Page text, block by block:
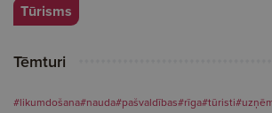
Tūrisms
Tēmturi
#likumdošana#nauda#pašvaldības#rīga#tūristi